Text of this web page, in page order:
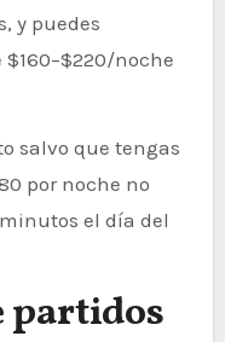
y puedes
noche
salvo que tengas
por noche no
el día del
partidos